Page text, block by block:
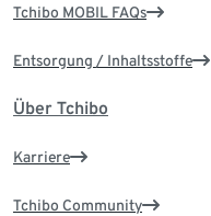
Tchibo MOBIL FAQs
Entsorgung / Inhaltsstoffe
Über Tchibo
Karriere
Tchibo Community